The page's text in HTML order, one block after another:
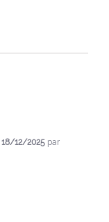
18/12/2025 par